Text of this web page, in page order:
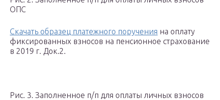
ОПС
Скачать образец платежного поручения на оплату
фиксированных взносов на пенсионное страхование
в 2019 г. Док.2.
Рис. 3. Заполненное п/п для оплаты личных взносов